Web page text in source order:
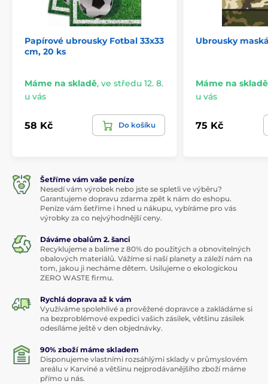
Papírové ubrousky Fotbal 33x33
cm, 20 ks
Máme na skladě, ve středu 12. 8.
u vás
58 Kč Do košíku
Ubrousky
Máme na skladě
u vás
75 Kč
Šetříme vám vaše peníze
Nesedí vám výrobek nebo jste se spletli ve výběru?
Garantujeme dopravu zdarma zpět k nám do eshopu.
Peníze vám šetříme i hned u nákupu, vybíráme pro vás
výrobky za co nejvýhodnější ceny.
Dáváme obalům 2. šanci
Recyklujeme a balíme z 80% do použitých a obnovitelných
obalových materiálů. Vážíme si naší planety a záleží nám na
tom, jakou ji necháme dětem. Usilujeme o ekologickou
ZERO WASTE firmu.
Rychlá doprava až k vám
Využíváme spolehlivé a prověžené dopravce a zakládáme si
na bezproblémové expedici vašich zásilek, většinu zásilek
odesíláme ještě v den objednávky.
90% zboží máme skladem
Disponujeme vlastními rozsáhlými sklady v průmyslovém
areálu v Karviné a většinu nejprodávanějšího zboží máme
přímo u nás.